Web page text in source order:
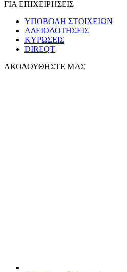
ΓΙΑ ΕΠΙΧΕΙΡΗΣΕΙΣ
ΥΠΟΒΟΛΗ ΣΤΟΙΧΕΙΩΝ
ΑΔΕΙΟΔΟΤΗΣΕΙΣ
ΚΥΡΩΣΕΙΣ
DIREQT
ΑΚΟΛΟΥΘΗΣΤΕ ΜΑΣ